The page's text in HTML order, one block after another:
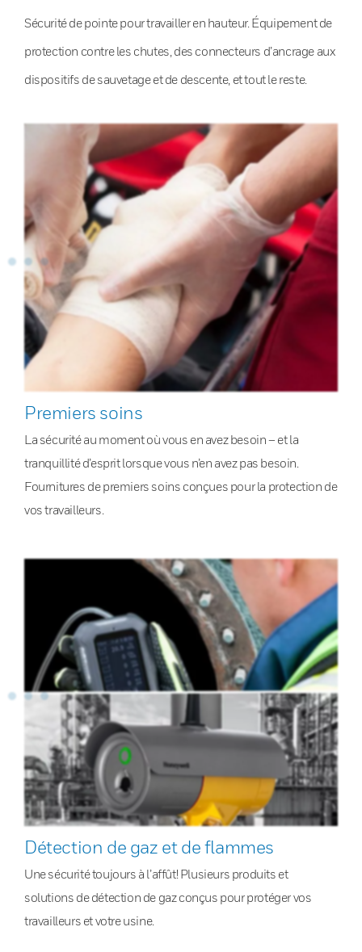
Sécurité de pointe pour travailler en hauteur. Équipement de
protection contre les chutes, des connecteurs d’ancrage aux
dispositifs de sauvetage et de descente, et tout le reste.
Premiers soins
La sécurité au moment où vous en avez besoin – et la
tranquillité d’esprit lorsque vous n’en avez pas besoin.
Fournitures de premiers soins conçues pour la protection de
vos travailleurs.
Détection de gaz et de flammes
Une sécurité toujours à l’affût! Plusieurs produits et
solutions de détection de gaz conçus pour protéger vos
travailleurs et votre usine.